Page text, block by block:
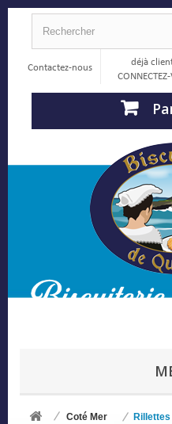
Contactez-nous
déjà
Coté Mer